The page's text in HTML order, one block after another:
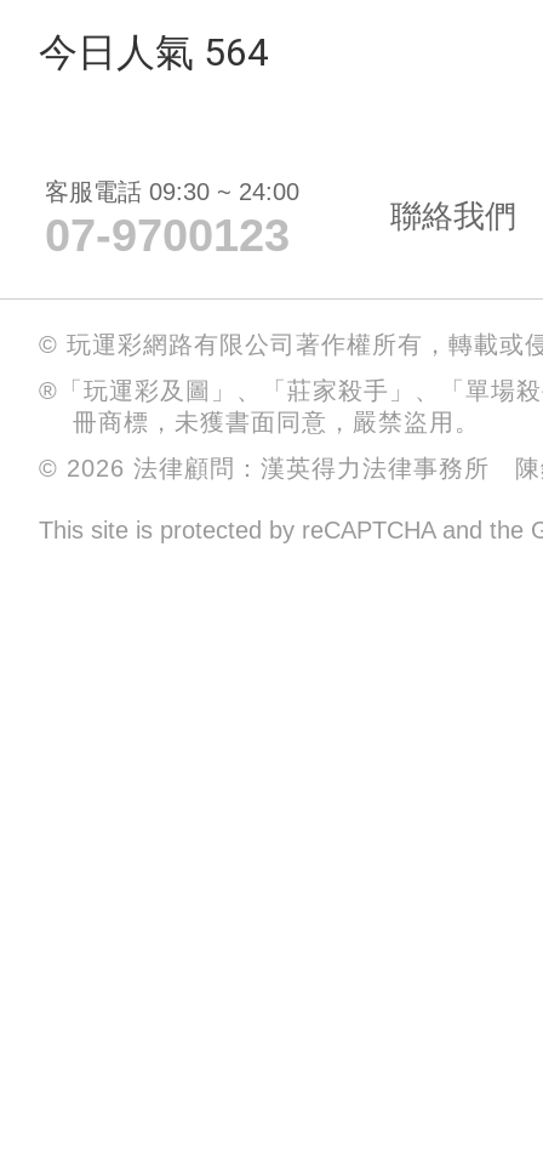
今日人氣 564
客服電話 09:30 ~ 24:00
07-9700123 聯絡我們
© 玩運彩網路有限公司著作權所有，轉載或
®「玩運彩及圖」、「莊家殺手」、「單場
冊商標，未獲書面同意，嚴禁盜用。
© 2026 法律顧問：漢英得力法律事務所 陳
This site is protected by reCAPTCHA and the